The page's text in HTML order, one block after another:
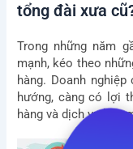
tổng đài xưa
Trong những năm
mạnh, kéo theo
hàng. Doanh
hướng, càng có lợi
hàng và dịch vụ hậu